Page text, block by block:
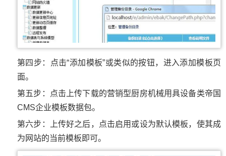
第四步：点击“添加模板”或类似的按钮，进入添加模板页
面。
第五步：点击上传下载的营销型厨房机械用具设备类帝国
CMS企业模板数据包。
第六步：上传好之后，点击启用或设为默认模板，使其成
为网站的当前模板即可。